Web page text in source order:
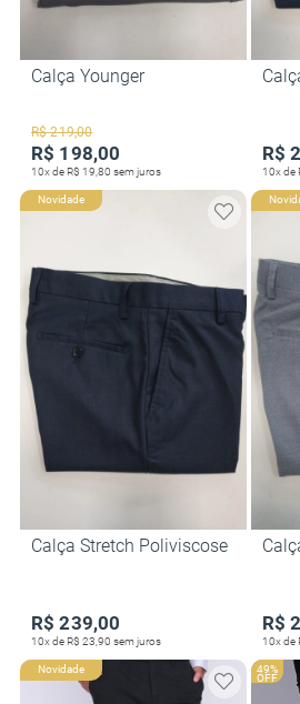
Calça Younger
R$ 219,00
R$ 198,00
10x de R$ 19,80 sem juros
R$
10x de
Novidade
Calça Stretch Poliviscose
R$ 239,00
10x de R$ 23,90 sem juros
R$
10x de
Novidade 49%
OFF